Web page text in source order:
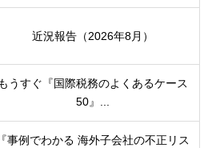
近況報告（2026年8月）
もうすぐ『国際税務のよくあるケース
50』...
『事例でわかる 海外子会社の不正リス